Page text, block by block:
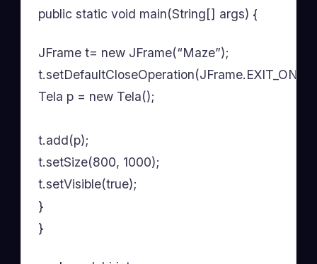
public static void main(String[] args) {
JFrame t= new JFrame(“Maze”);
Tela p = new Tela();
t.add(p);
t.setSize(800, 1000);
t.setVisible(true);
}
}